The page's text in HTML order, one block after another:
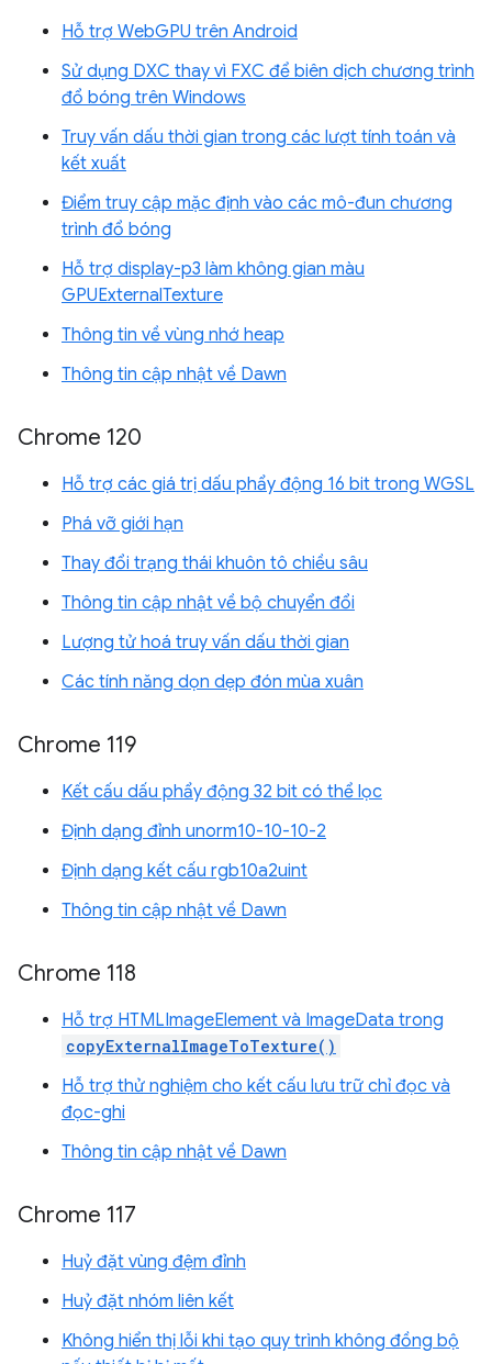
Hỗ trợ WebGPU trên Android
Sử dụng DXC thay vì FXC để biên dịch chương trình
đổ bóng trên Windows
Truy vấn dấu thời gian trong các lượt tính toán và
kết xuất
Điểm truy cập mặc định vào các mô-đun chương
trình đổ bóng
Hỗ trợ display-p3 làm không gian màu
GPUExternalTexture
Thông tin về vùng nhớ heap
Thông tin cập nhật về Dawn
Chrome 120
Hỗ trợ các giá trị dấu phẩy động 16 bit trong WGSL
Phá vỡ giới hạn
Thay đổi trạng thái khuôn tô chiều sâu
Thông tin cập nhật về bộ chuyển đổi
Lượng tử hoá truy vấn dấu thời gian
Các tính năng dọn dẹp đón mùa xuân
Chrome 119
Kết cấu dấu phẩy động 32 bit có thể lọc
Định dạng đỉnh unorm10-10-10-2
Định dạng kết cấu rgb10a2uint
Thông tin cập nhật về Dawn
Chrome 118
Hỗ trợ HTMLImageElement và ImageData trong
copyExternalImageToTexture()
Hỗ trợ thử nghiệm cho kết cấu lưu trữ chỉ đọc và
đọc-ghi
Thông tin cập nhật về Dawn
Chrome 117
Huỷ đặt vùng đệm đỉnh
Huỷ đặt nhóm liên kết
Không hiển thị lỗi khi tạo quy trình không đồng bộ